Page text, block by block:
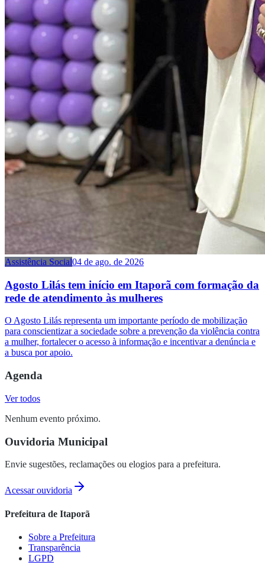
Assistência Social04 de ago. de 2026
Agosto Lilás tem início em Itaporã com formação da
rede de atendimento às mulheres
O Agosto Lilás representa um importante período de mobilização
para conscientizar a sociedade sobre a prevenção da violência contra
a mulher, fortalecer o acesso à informação e incentivar a denúncia e
a busca por apoio.
Agenda
Ver todos
Nenhum evento próximo.
Ouvidoria Municipal
Envie sugestões, reclamações ou elogios para a prefeitura.
Acessar ouvidoria
Prefeitura de Itaporã
Sobre a Prefeitura
Transparência
LGPD